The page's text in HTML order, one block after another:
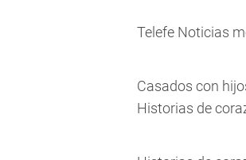
Telefe Noticias
Casados con
Historias de